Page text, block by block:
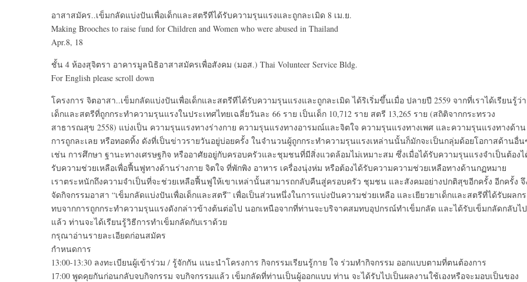
อาสาสมัคร..เข็มกลัดแบ่งปันเพื่อเด็กและสตรีทีได้รับความรุนแรงและถูกละเมิด 8 เม.ย.
Making Brooches to raise fund for Children and Women who were abused in Thailand
Apr.8, 18
ชั้น 4 ห้องสุจิตรา อาคารมูลนิธิอาสาสมัครเพื่อสังคม (มอส.) Thai Volunteer Service Bldg.
For English please scroll down
โครงการ จิตอาสา..เข็มกลัดแบ่งปันเพื่อเด็กและสตรีทีได้รับความรุนแรงและถูกละเมิด ได้ริเริ่มขึ้นเมื่อ ปลายปี 2559 จากที่เราได้เรียนรู้ว่า
เด็กและสตรีที่ถูกกระทำความรุนแรงในประเทศไทยเฉลี่ยวันละ 66 ราย เป็นเด็ก 10,712 ราย สตรี 13,265 ราย (สถิติจากกระทรวง
สาธารณสุข 2558) แบ่งเป็น ความรุนแรงทางร่างกาย ความรุนแรงทางอารมณ์และจิตใจ ความรุนแรงทางเพศ และความรุนแรงทางด้าน
การถูกละเลย หรือทอดทิ้ง ดังที่เป็นข่าวรายวันอยู่บ่อยครั้ง ในจำนวนผู้ถูกกระทำความรุนแรงเหล่านนั้นก็มักจะเป็นกลุ่มด้อยโอกาสด้านอื่น
เช่น การศึกษา ฐานะทางเศรษฐกิจ หรืออาศัยอยู่กับครอบครัวและชุมชนที่มีสิ่งแวดล้อมไม่เหมาะสม ซึ่งเมื่อได้รับความรุนแรงจำเป็นต้องไ
รับความช่วยเหลือเพื่อฟื้นฟูทางด้านร่างกาย จิตใจ ที่พักพิง อาหาร เครื่องนุ่งห่ม หรือต้องได้รับความความช่วยเหลือทางด้านกฏหมาย
เราตระหนักถึงความจำเป็นที่จะช่วยเหลือฟื้นฟูให้เขาเหล่านั้นสามารถกลับคืนสู่ครอบครัว ชุมชน และสังคมอย่างปกติสุขอีกครั้ง อีกครั้ง จึ
จัดกิจกรรมอาสา “เข็มกลัดแบ่งปันเพื่อเด็กและสตรี” เพื่อเป็นส่วนหนึ่งในการแบ่งปันความช่วยเหลือ และเยียวยาเด็กและสตรีที่ได้รับผลก
ทบจากการถูกกระทำความรุนแรงดังกล่าวข้างต้นต่อไป นอกเหนือจากที่ท่านจะบริจาคสมทบอุปกรณ์ทำเข็มกลัด และได้รับเข็มกลัดกลับไป
แล้ว ท่านจะได้เรียนรู้วิธีการทำเข็มกลัดกับเราด้วย
กรุณาอ่านรายละเอียดก่อนสมัคร
กำหนดการ
13:00-13:30 ลงทะเบียนผู้เข้าร่วม / รู้จักกัน แนะนำโครงการ กิจกรรมเรียนรู้กาย ใจ ร่วมทำกิจกรรม ออกแบบตามที่ตนต้องการ
17:00 พูดคุยกันก่อนกลับจบกิจกรรม จบกิจกรรมแล้ว เข็มกลัดที่ท่านเป็นผู้ออกแบบ ท่าน จะได้รับไปเป็นผลงานใช้เองหรือจะมอบเป็นของ